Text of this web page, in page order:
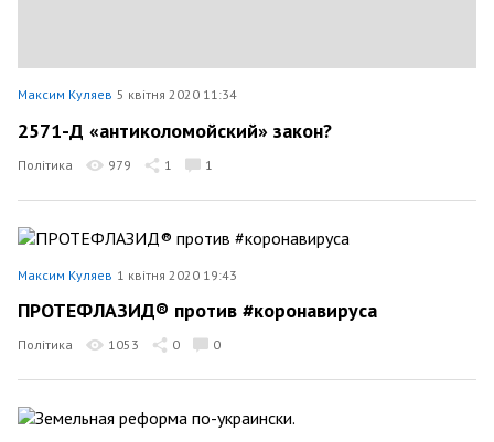
Максим Куляев 5 квітня 2020 11:34
2571-Д «антиколомойский» закон?
Політика 979 1 1
Максим Куляев 1 квітня 2020 19:43
ПРОТЕФЛАЗИД® против #коронавируса
Політика 1053 0 0